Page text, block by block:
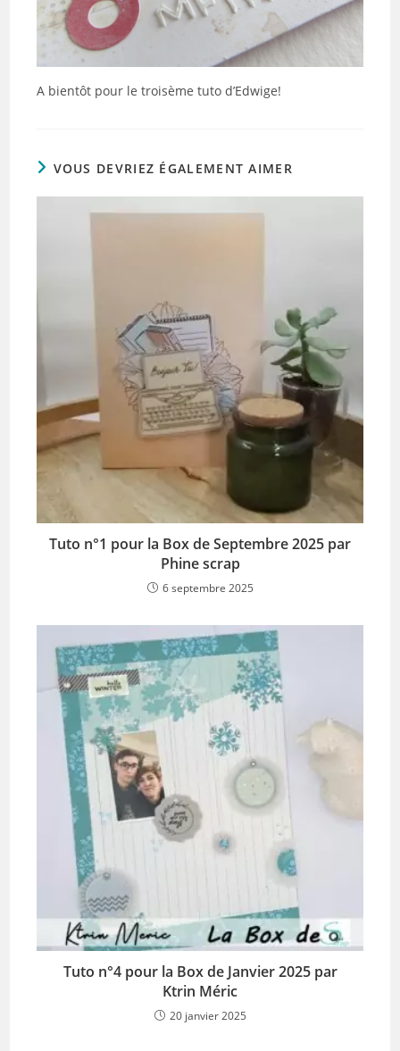
A bientôt pour le troisème tuto d’Edwige!
VOUS DEVRIEZ ÉGALEMENT AIMER
Tuto n°1 pour la Box de Septembre 2025 par
Phine scrap
6 septembre 2025
Tuto n°4 pour la Box de Janvier 2025 par
Ktrin Méric
20 janvier 2025